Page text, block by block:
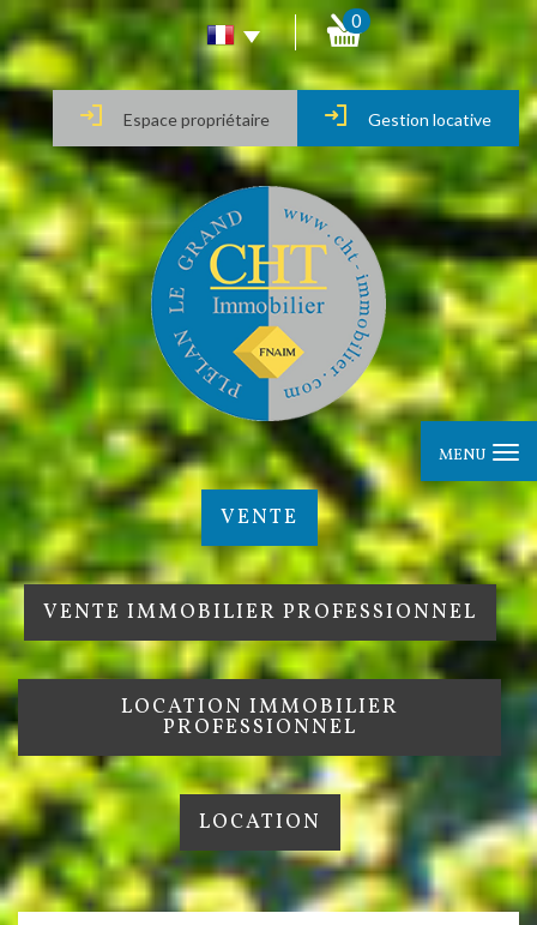
0
Gestion locative
Espace propriétaire
MENU
VENTE
VENTE IMMOBILIER PROFESSIONNEL
LOCATION IMMOBILIER
PROFESSIONNEL
LOCATION